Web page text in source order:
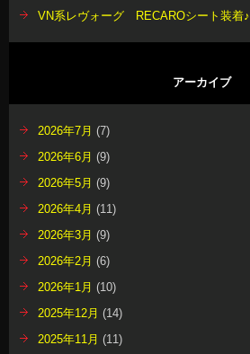
VN系レヴォーグ RECAROシート装着♪
アーカイブ
2026年7月 (7)
2026年6月 (9)
2026年5月 (9)
2026年4月 (11)
2026年3月 (9)
2026年2月 (6)
2026年1月 (10)
2025年12月 (14)
2025年11月 (11)